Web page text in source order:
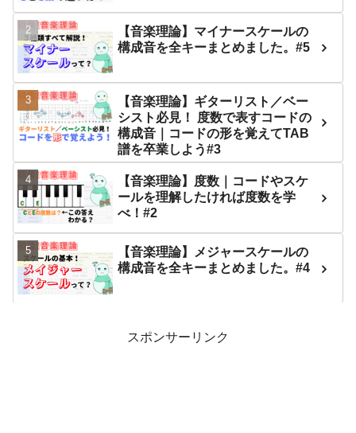
【音楽理論】マイナースケールの
構成音を全キーまとめました。#5
【音楽理論】ギターリスト／ベー
シスト必見！ 度数で表すコードの
構成音｜コードの形を覚えてTAB
譜を卒業しよう#3
【音楽理論】度数｜コードやスケ
ールを理解したければ度数を学
べ！#2
【音楽理論】メジャースケールの
構成音を全キーまとめました。#4
スポンサーリンク